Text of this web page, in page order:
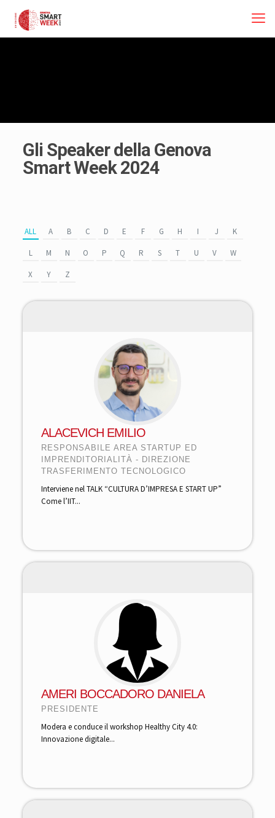
Gli Speaker della Genova
Smart Week 2024
ALL A B C D E F G H I J K
L M N O P Q R S T U V W
X Y Z
ALACEVICH EMILIO
RESPONSABILE AREA STARTUP ED
IMPRENDITORIALITÀ - DIREZIONE
TRASFERIMENTO TECNOLOGICO
Interviene nel TALK “CULTURA D’IMPRESA E START UP”
Come l’IIT...
AMERI BOCCADORO DANIELA
PRESIDENTE
Modera e conduce il workshop Healthy City 4.0:
Innovazione digitale...